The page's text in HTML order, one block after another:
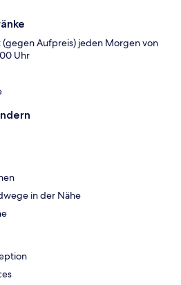
Aufpreis) jeden Morgen von
Uhr
in der Nähe